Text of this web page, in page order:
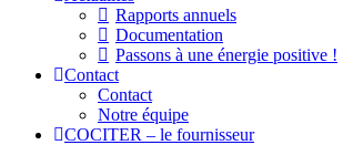
Rapports annuels
Documentation
Passons à une énergie positive !
Contact
Contact
Notre équipe
COCITER – le fournisseur